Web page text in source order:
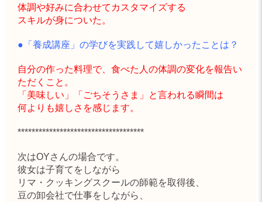
体調や好みに合わせてカスタマイズする
スキルが身についた。
●「養成講座」の学びを実践して嬉しかったことは？
自分の作った料理で、食べた人の体調の変化を報告い
ただくこと。
「美味しい」「ごちそうさま」と言われる瞬間は
何よりも嬉しさを感じます。
************************************
次はOYさんの場合です。
彼女は子育てをしながら
リマ・クッキングスクールの師範を取得後、
豆の卸会社で仕事をしながら、